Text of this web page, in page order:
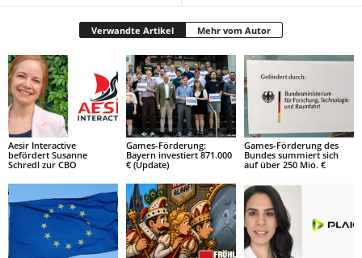
Verwandte Artikel Mehr vom Autor
Aesir Interactive
befördert Susanne
Schredl zur CBO
Games-Förderung:
Bayern investiert 871.000
€ (Update)
Games-Förderung des
Bundes summiert sich
auf über 250 Mio. €